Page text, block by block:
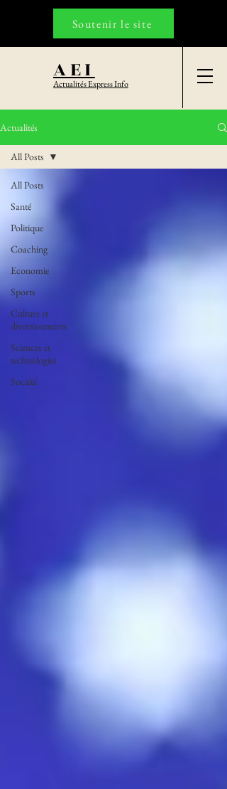
AEI
Actualités Express Info
Soutenir le site
Actualités
All Posts
Santé
Politique
Coaching
Economie
Sports
Culture et
divertissements
Sciences et
technologies
Société
All Posts